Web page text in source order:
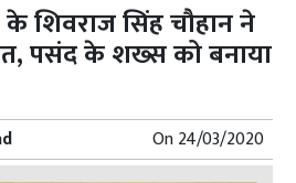
के शिवराज सिंह चौहान ने
पसंद के शख्स को बनाया
On24/03/2020